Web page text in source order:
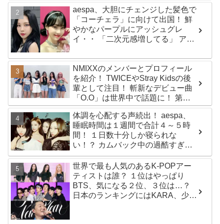
aespa、大胆にチェンジした髪色で
「コーチェラ」に向けて出国！ 鮮
やかなパープルにアッシュグレ
イ・・ 「二次元感増してる」 アバ
NMIXXのメンバーとプロフィール
を紹介！ TWICEやStray Kidsの後
輩として注目！ 斬新なデビュー曲
「O.O」は世界中で話題に！ 第４
世代を代表する美女ソリュンをは
じめ、全員ビジュアルメンバーと
いわれるその魅力をチェック
体調を心配する声続出！ aespa、
睡眠時間は１週間で合計４～５時
間！ １日数十分しか寝られな
い！？ カムバック中の過酷すぎる
スケジュールに衝撃
世界で最も人気のあるK-POPアー
ティストは誰？ １位はやっぱり
BTS、気になる２位、３位は…？
日本のランキングにはKARA、少女